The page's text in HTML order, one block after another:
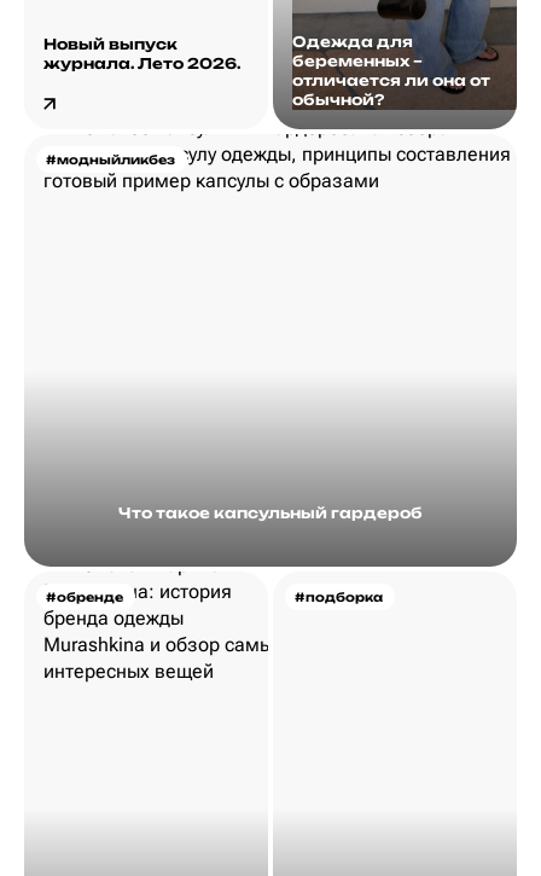
Новый выпуск
журнала. Лето 2026.
Одежда для
беременных –
отличается ли она от
обычной?
#модныйликбез
Что такое капсульный гардероб
#обренде #подборка